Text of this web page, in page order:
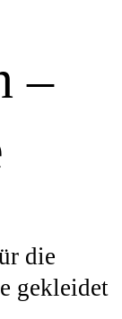
–
die
gekleidet